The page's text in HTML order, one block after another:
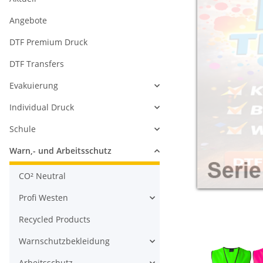
Angebote
DTF Premium Druck
DTF Transfers
Evakuierung
Individual Druck
Schule
Warn,- und Arbeitsschutz
CO² Neutral
Profi Westen
Recycled Products
Warnschutzbekleidung